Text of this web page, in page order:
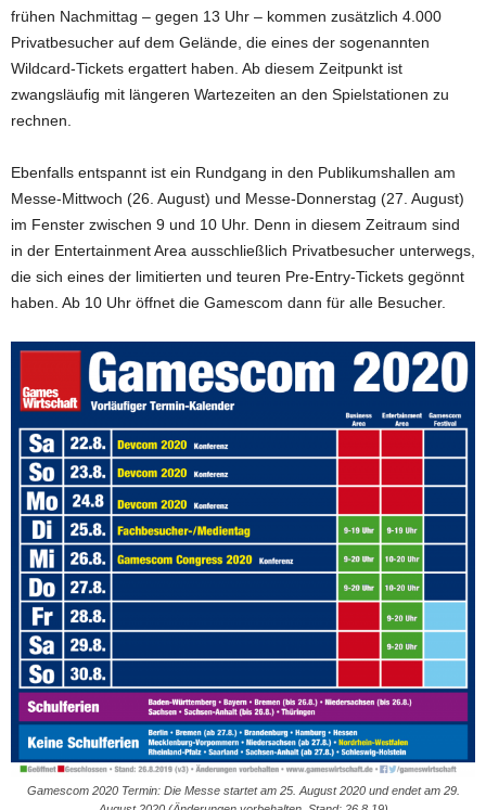
frühen Nachmittag – gegen 13 Uhr – kommen zusätzlich 4.000
Privatbesucher auf dem Gelände, die eines der sogenannten
Wildcard-Tickets ergattert haben. Ab diesem Zeitpunkt ist
zwangsläufig mit längeren Wartezeiten an den Spielstationen zu
rechnen.
Ebenfalls entspannt ist ein Rundgang in den Publikumshallen am
Messe-Mittwoch (26. August) und Messe-Donnerstag (27. August)
im Fenster zwischen 9 und 10 Uhr. Denn in diesem Zeitraum sind
in der Entertainment Area ausschließlich Privatbesucher unterwegs,
die sich eines der limitierten und teuren Pre-Entry-Tickets gegönnt
haben. Ab 10 Uhr öffnet die Gamescom dann für alle Besucher.
Gamescom 2020 Termin: Die Messe startet am 25. August 2020 und endet am 29.